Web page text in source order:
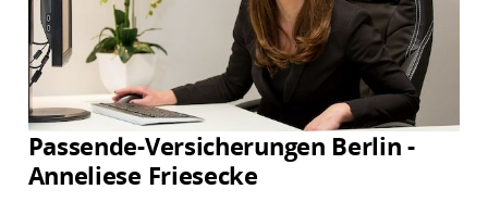
Passende-Versicherungen Berlin -
Anneliese Friesecke